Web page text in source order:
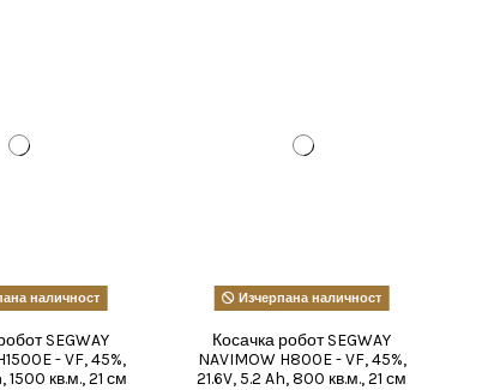
наличност
SEGWAY
- VF, 45%,
1500 кв.м., 21 см
Изчерпана наличност
Косачка робот SEGWAY
NAVIMOW H800E - VF, 45%,
21.6V, 5.2 Ah, 800 кв.м., 21 см